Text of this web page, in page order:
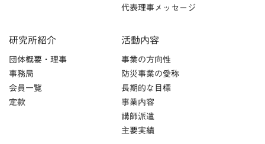
代表理事メッセージ
研究所紹介
団体概要・理事
事務局
会員一覧
定款
活動内容
事業の方向性
防災事業の愛称
長期的な目標
事業内容
講師派遣
主要実績